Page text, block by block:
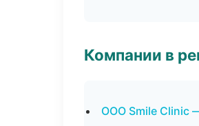
Компании в
ООО Smile Clinic